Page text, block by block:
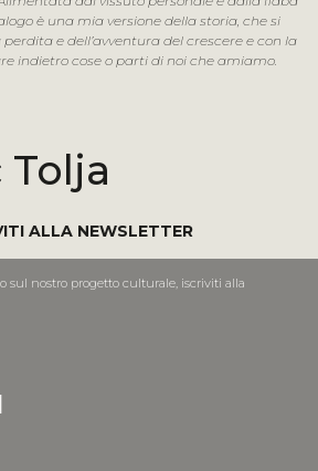
è una mia versione della storia, che si
e dell’avventura del crescere e con la
indietro cose o parti di noi che amiamo.
ALLA NEWSLETTER
sul nostro progetto culturale, iscriviti alla